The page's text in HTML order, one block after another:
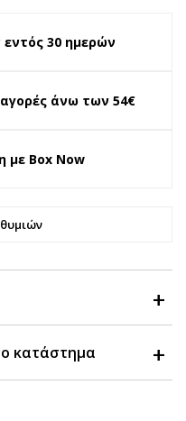
30 ημερών
άνω των 54€
με Box Now
κατάστημα